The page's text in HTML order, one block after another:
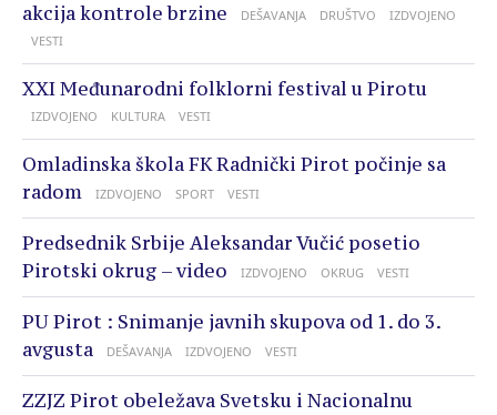
akcija kontrole brzine
DEŠAVANJA DRUŠTVO
IZDVOJENO
VESTI
XXI Međunarodni folklorni festival u Pirotu
IZDVOJENO KULTURA VESTI
Omladinska škola FK Radnički Pirot počinje sa
radom
IZDVOJENO SPORT VESTI
Predsednik Srbije Aleksandar Vučić posetio
Pirotski okrug – video
IZDVOJENO OKRUG VESTI
PU Pirot : Snimanje javnih skupova od 1. do 3.
avgusta
DEŠAVANJA IZDVOJENO VESTI
ZZJZ Pirot obeležava Svetsku i Nacionalnu